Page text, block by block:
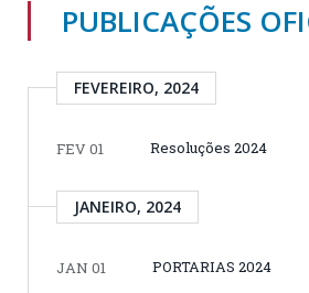
PUBLICAÇÕES
FEVEREIRO, 2024
FEV 01 Resoluções 2024
JANEIRO, 2024
JAN 01 PORTARIAS 2024